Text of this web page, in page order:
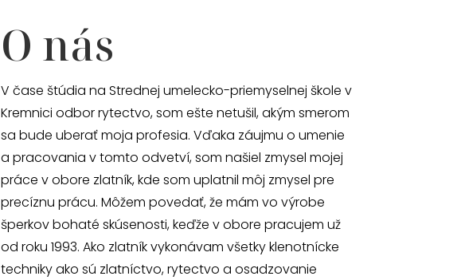
O nás
V čase štúdia na Strednej umelecko-priemyselnej škole v
Kremnici odbor rytectvo, som ešte netušil, akým smerom
sa bude uberať moja profesia. Vďaka záujmu o umenie
a pracovania v tomto odvetví, som našiel zmysel mojej
práce v obore zlatník, kde som uplatnil môj zmysel pre
precíznu prácu. Môžem povedať, že mám vo výrobe
šperkov bohaté skúsenosti, keďže v obore pracujem už
od roku 1993. Ako zlatník vykonávam všetky klenotnícke
techniky ako sú zlatníctvo, rytectvo a osadzovanie